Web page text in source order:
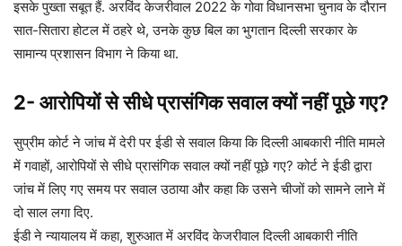
इसके पुख्ता सबूत हैं. अरविंद केजरीवाल 2022 के गोवा विधानसभा चुनाव के दौरान
सात-सितारा होटल में ठहरे थे, उनके कुछ बिल का भुगतान दिल्ली सरकार के
सामान्य प्रशासन विभाग ने किया था.
2- आरोपियों से सीधे प्रासंगिक सवाल क्यों नहीं पूछे गए?
सुप्रीम कोर्ट ने जांच में देरी पर ईडी से सवाल किया कि दिल्ली आबकारी नीति मामले
में गवाहों, आरोपियों से सीधे प्रासंगिक सवाल क्यों नहीं पूछे गए? कोर्ट ने ईडी द्वारा
जांच में लिए गए समय पर सवाल उठाया और कहा कि उसने चीजों को सामने लाने में
दो साल लगा दिए.
ईडी ने न्यायालय में कहा, शुरुआत में अरविंद केजरीवाल दिल्ली आबकारी नीति